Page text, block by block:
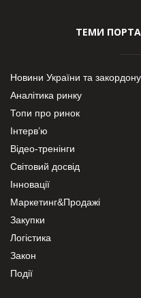
ТЕМИ
Новини України та закордону
Аналітика ринку
Топи про ринок
Інтерв’ю
Відео-тренінги
Світовий досвід
Інновації
Маркетинг&Продажі
Закупки
Логістика
Закон
Події